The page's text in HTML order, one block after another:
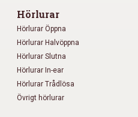
Hörlurar
Hörlurar Öppna
Hörlurar Halvöppna
Hörlurar Slutna
Hörlurar In-ear
Hörlurar Trådlösa
Övrigt hörlurar